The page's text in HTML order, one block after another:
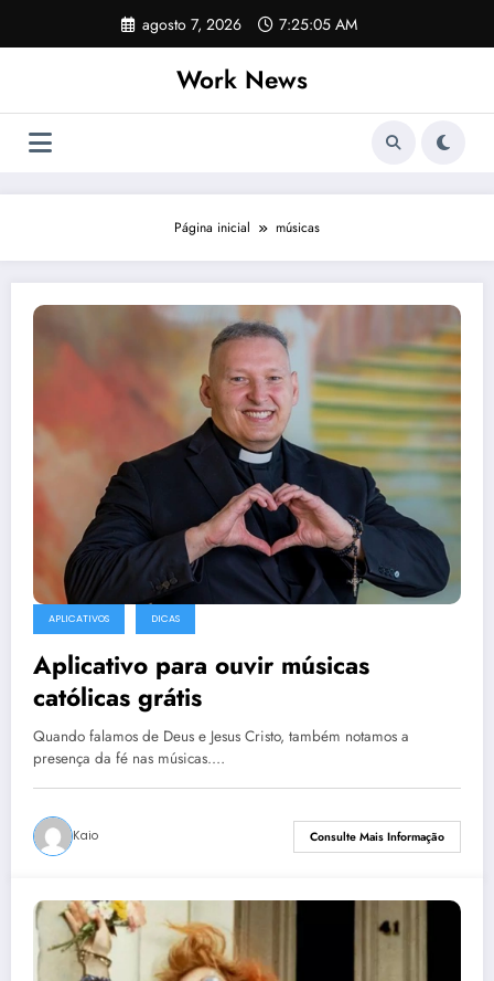
o
agosto 7, 2026 7:25:05 AM
Work News
Página inicial músicas
APLICATIVOS DICAS
Aplicativo para ouvir músicas
católicas grátis
Quando falamos de Deus e Jesus Cristo, também notamos a
presença da fé nas músicas.…
Kaio Consulte Mais Informação